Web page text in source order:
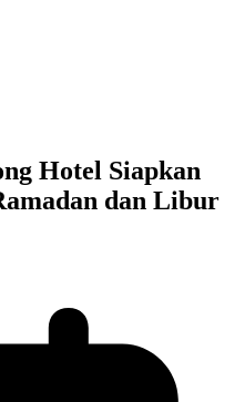
Hotel Siapkan
dan Libur